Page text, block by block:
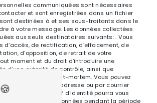
communiquées sont nécessaires
et sont enregistrées dans un fichier
destinées à et ses sous-traitants dans le
à votre message. Les données collectées
aux seuls destinataires suivants: . Vous
d’accès, de rectification, d’effacement, de
d’opposition, de retrait de votre
moment et du droit d’introduire une
d’une autorité de contrôle, ainsi que
de vos données post-mortem. Vous pouvez
par voie postale à l'adresse ou par courrier
. Un justificatif d'identité pourra vous
conservons vos données pendant la période